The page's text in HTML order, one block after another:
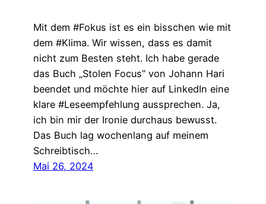
Mit dem #Fokus ist es ein bisschen wie mit
dem #Klima. Wir wissen, dass es damit
nicht zum Besten steht. Ich habe gerade
das Buch „Stolen Focus” von Johann Hari
beendet und möchte hier auf LinkedIn eine
klare #Leseempfehlung aussprechen. Ja,
ich bin mir der Ironie durchaus bewusst.
Das Buch lag wochenlang auf meinem
Schreibtisch…
Mai 26, 2024